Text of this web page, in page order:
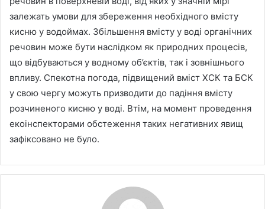
залежать умови для збереження необхідного вмісту
кисню у водоймах. Збільшення вмісту у воді органічних
речовин може бути наслідком як природних процесів,
що відбуваються у водному об’єктів, так і зовнішнього
впливу. Спекотна погода, підвищений вміст ХСК та БСК
у свою чергу можуть призводити до падіння вмісту
розчиненого кисню у воді. Втім, на момент проведення
екоінспекторами обстеження таких негативних явищ
зафіксовано не було.